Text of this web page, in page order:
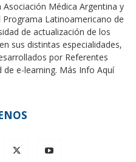
Médica Argentina y
Latinoamericano de
de actualización de los
sus distintas especialidades,
por Referentes
e-learning. Más Info Aquí